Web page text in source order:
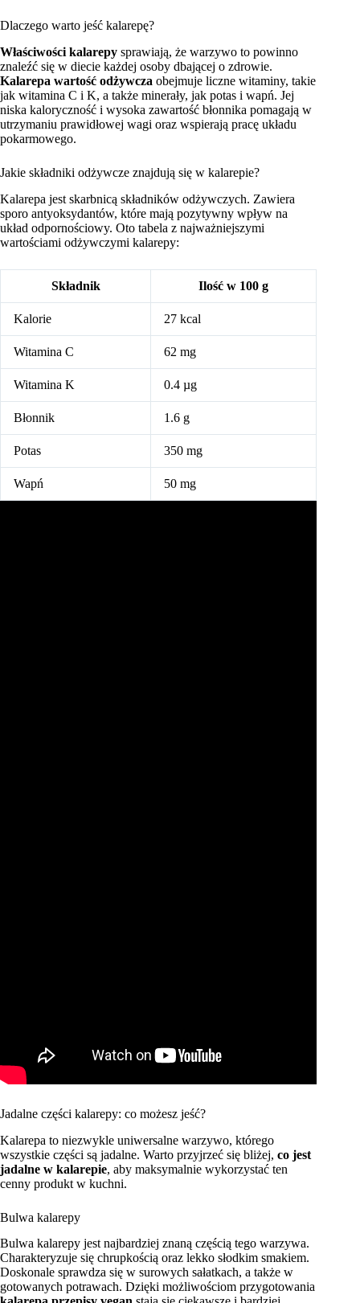
Dlaczego warto jeść kalarepę?
Właściwości kalarepy sprawiają, że warzywo to powinno
znaleźć się w diecie każdej osoby dbającej o zdrowie.
Kalarepa wartość odżywcza obejmuje liczne witaminy, takie
jak witamina C i K, a także minerały, jak potas i wapń. Jej
niska kaloryczność i wysoka zawartość błonnika pomagają w
utrzymaniu prawidłowej wagi oraz wspierają pracę układu
pokarmowego.
Jakie składniki odżywcze znajdują się w kalarepie?
Kalarepa jest skarbnicą składników odżywczych. Zawiera
sporo antyoksydantów, które mają pozytywny wpływ na
układ odpornościowy. Oto tabela z najważniejszymi
wartościami odżywczymi kalarepy:
Składnik Ilość w 100 g
Kalorie 27 kcal
Witamina C 62 mg
Witamina K 0.4 µg
Błonnik 1.6 g
Potas 350 mg
Wapń 50 mg
Jadalne części kalarepy: co możesz jeść?
Kalarepa to niezwykle uniwersalne warzywo, którego
wszystkie części są jadalne. Warto przyjrzeć się bliżej, co jest
jadalne w kalarepie, aby maksymalnie wykorzystać ten
cenny produkt w kuchni.
Bulwa kalarepy
Bulwa kalarepy jest najbardziej znaną częścią tego warzywa.
Charakteryzuje się chrupkością oraz lekko słodkim smakiem.
Doskonale sprawdza się w surowych sałatkach, a także w
gotowanych potrawach. Dzięki możliwościom przygotowania